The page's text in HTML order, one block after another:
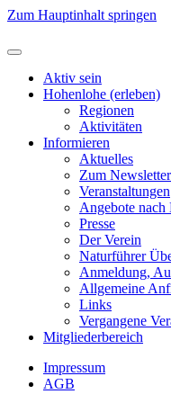
Zum Hauptinhalt springen
Aktiv sein
Hohenlohe (erleben)
Regionen
Aktivitäten
Informieren
Aktuelles
Zum
Veranstaltungen
Angebote nach
Presse
Der Verein
Naturführer
Anmeldung,
Allgemeine
Links
Vergangene
Mitgliederbereich
Impressum
AGB